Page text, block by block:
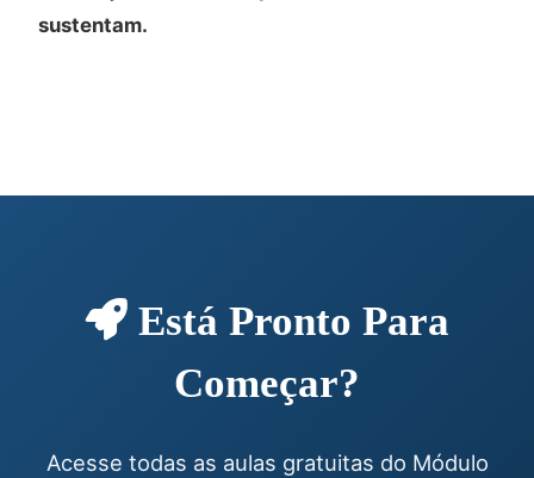
sustentam.
Está Pronto Para
Começar?
Acesse todas as aulas gratuitas do Módulo